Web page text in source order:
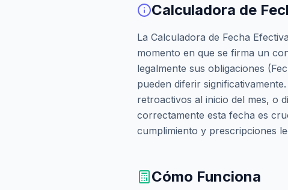
Calculadora de
La Calculadora de Fecha
momento en que se firma un
legalmente sus obligaciones
pueden diferir
retroactivos al inicio del mes, o
correctamente esta fecha es
cumplimiento y prescripciones
Cómo Funciona